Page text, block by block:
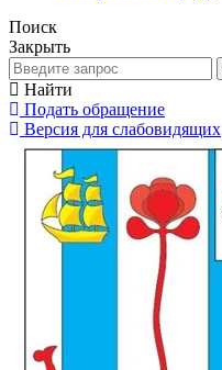
Поиск
Закрыть
Найти
Подать обращение
Версия для слабовидящих